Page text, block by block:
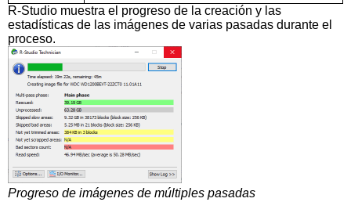
R-Studio muestra el progreso de la creación y las
estadísticas de las imágenes de varias pasadas durante el
proceso.
Progreso de imágenes de múltiples pasadas